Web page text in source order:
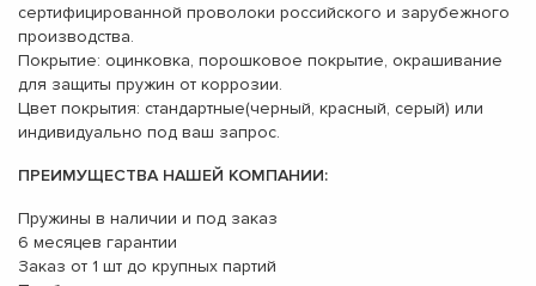
сертифицированной проволоки российского и зарубежного
производства.
Покрытие: оцинковка, порошковое покрытие, окрашивание
для защиты пружин от коррозии.
Цвет покрытия: стандартные(черный, красный, серый) или
индивидуально под ваш запрос.
ПРЕИМУЩЕСТВА НАШЕЙ КОМПАНИИ:
Пружины в наличии и под заказ
6 месяцев гарантии
Заказ от 1 шт до крупных партий